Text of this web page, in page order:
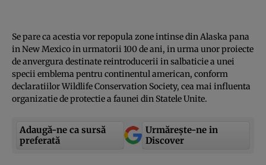
Se pare ca acestia vor repopula zone intinse din Alaska pana
in New Mexico in urmatorii 100 de ani, in urma unor proiecte
de anvergura destinate reintroducerii in salbaticie a unei
specii emblema pentru continentul american, conform
declaratiilor Wildlife Conservation Society, cea mai influenta
organizatie de protectie a faunei din Statele Unite.
Adaugă-ne ca sursă
preferată
Urmărește-ne in
Discover